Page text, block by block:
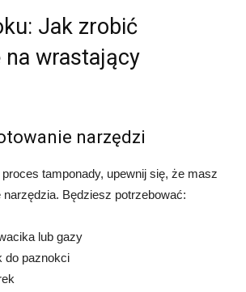
Jak zrobić
wrastający
narzędzi
tamponady, upewnij się, że masz
Będziesz potrzebować:
lub gazy
do paznokci